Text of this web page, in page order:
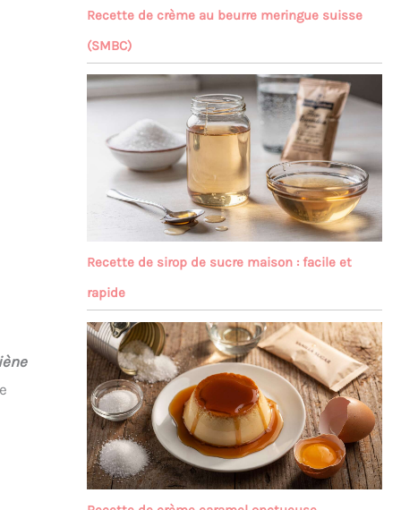
Recette de crème au beurre meringue suisse
(SMBC)
Recette de sirop de sucre maison : facile et
rapide